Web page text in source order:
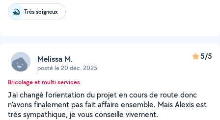
Très soigneux
Melissa M.
posté le 20 déc. 2025
5/5
Bricolage et multi services
J'ai changé l'orientation du projet en cours de route donc
n'avons finalement pas fait affaire ensemble. Mais Alexis est
très sympathique, je vous conseille vivement.